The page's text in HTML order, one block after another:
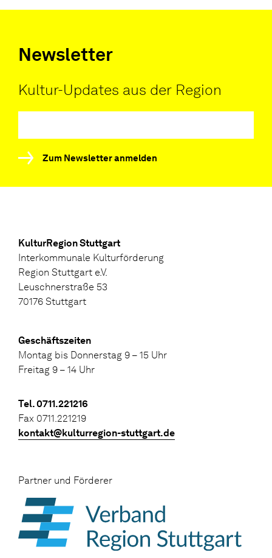
Newsletter
Kultur-Updates aus der Region
Zum Newsletter anmelden
KulturRegion Stuttgart
Interkommunale Kulturförderung
Region Stuttgart e.V.
Leuschnerstraße 53
70176 Stuttgart
Geschäftszeiten
Montag bis Donnerstag 9 – 15 Uhr
Freitag 9 – 14 Uhr
Tel. 0711.221216
Fax 0711.221219
kontakt@kulturregion-stuttgart.de
Partner und Förderer